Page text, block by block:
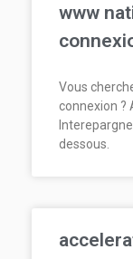
www
Vous
connexion ?
dessous.